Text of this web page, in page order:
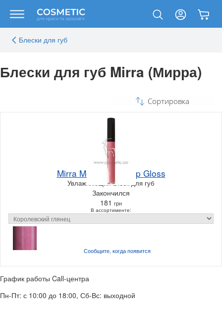
Блески для губ
Блески для губ Mirra (Мирра)
Сортировка
Mirra Moisturizing Lip Gloss
Увлажняющий блеск для губ
Закончился
181 грн
В ассортименте:
Сообщите, когдапоявится
График работы Call-центра
Пн-Пт: с 10:00 до 18:00, Сб-Вс: выходной